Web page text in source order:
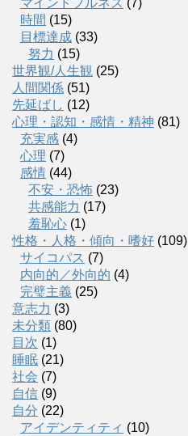
マインドフルネス (7)
時間 (15)
目標達成 (33)
努力 (15)
世界観/人生観 (25)
人間関係 (51)
先延ばし (12)
心理・認知・感情・精神 (81)
充実感 (4)
心理 (7)
感情 (44)
不安・恐怖 (23)
共感能力 (17)
羞恥心 (1)
性格・人格・傾向・嗜好 (109)
サイコパス (7)
内向的／外向的 (4)
完璧主義 (25)
意志力 (3)
未分類 (80)
目次 (1)
睡眠 (21)
社会 (7)
自信 (9)
自分 (22)
アイデンティティ (10)